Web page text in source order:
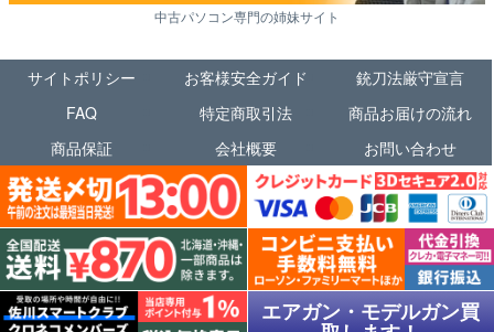
中古パソコン専門の姉妹サイト
サイトポリシー お客様安全ガイド
銃刀法厳守宣言
FAQ
特定商取引法
商品お届けの流れ
商品保証
会社概要 お問い合わせ
エアガン・モデルガン買